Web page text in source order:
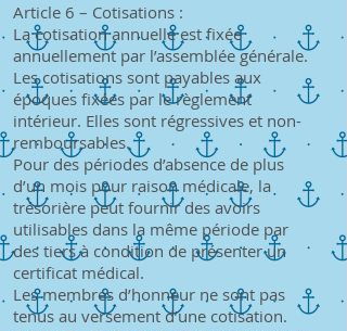
Article 6 – Cotisations :
La cotisation annuelle est fixée
annuellement par l’assemblée générale.
Les cotisations sont payables aux
époques fixées par le règlement
intérieur. Elles sont régressives et non-
remboursables.
Pour des périodes d’absence de plus
d’un mois pour raison médicale, la
trésorière peut fournir des avoirs
utilisables dans la même période par
des tiers à condition de présenter un
certificat médical.
Les membres d’honneur ne sont pas
tenus au versement d’une cotisation.